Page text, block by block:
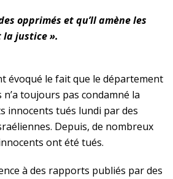
opprimés et qu’Il amène les
la justice ».
évoqué le fait que le département
n’a toujours pas condamné la
innocents tués lundi par des
Depuis, de nombreux
ont été tués.
à des rapports publiés par des